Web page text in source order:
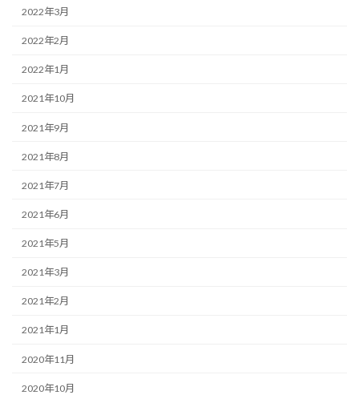
2022年3月
2022年2月
2022年1月
2021年10月
2021年9月
2021年8月
2021年7月
2021年6月
2021年5月
2021年3月
2021年2月
2021年1月
2020年11月
2020年10月